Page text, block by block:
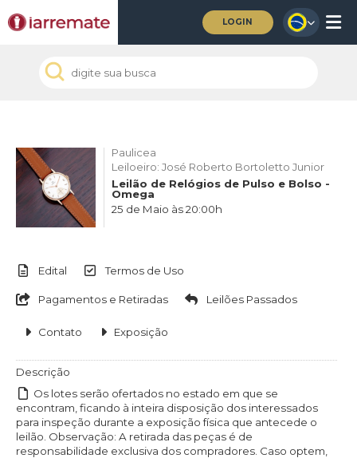
LOGIN
Paulicea
Leiloeiro: José Roberto Bortoletto Junior
Leilão de Relógios de Pulso e Bolso -
Omega
25 de Maio às 20:00h
Edital Termos de Uso
Pagamentos e Retiradas Leilões Passados
Contato Exposição
Descrição
Os lotes serão ofertados no estado em que se
encontram, ficando à inteira disposição dos interessados
para inspeção durante a exposição física que antecede o
leilão. Observação: A retirada das peças é de
responsabilidade exclusiva dos compradores. Caso optem,